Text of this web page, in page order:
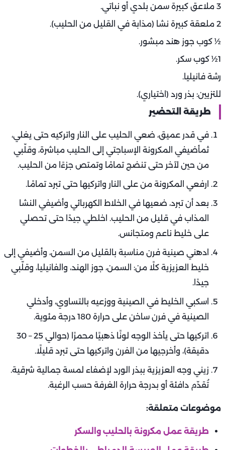
3 ملاعق كبيرة سمن بلدي أو نباتي.
2 ملعقة كبيرة نشا (مذابة في القليل من الحليب).
½ كوب جوز هند مبشور.
1½ كوب سكر.
رشة فانيليا.
للتزيين: بذر ورد (اختياري).
طريقة التحضير
في قدر عميق، ضعي الحليب على النار واتركيه حتى يغلي،
ثمأضيفي المكرونة الإسباجتي إلى الحليب مباشرة، وقلّبي
من حين لآخر حتى تنضج تمامًا وتمتص جزءًا من الحليب.
ارفعي المكرونة من على النار واتركيها حتى تبرد تمامًا.
بعد أن تبرد، ضعيها في الخلاط الكهربائي وأضيفي النشا
المذاب في قليل من الحليب. اخلطي جيدًا حتى تحصلي
على خليط ناعم ومتجانس.
ادهني صينية فرن مناسبة بالقليل من السمن، وأضيفي إلى
خليط العزيزية كلًا من: السمن، جوز الهند، والفانيليا، وقلّبي
جيدًا.
اسكبي الخليط في الصينية ووزعيه بالتساوي، وأدخلي
الصينية في فرن ساخن على حرارة 180 درجة مئوية.
اتركيها حتى يأخذ الوجه لونًا ذهبيًا محمرًا (حوالي 25 – 30
دقيقة)، وأخرجيها من الفرن واتركيها حتى تبرد قليلًا.
زيني وجه العزيزية ببذر الورد لإضفاء لمسة جمالية شرقية.
تُقدّم دافئة أو بدرجة حرارة الغرفة حسب الرغبة.
موضوعات متعلقة:
طريقة عمل مكرونة بالحليب والسكر